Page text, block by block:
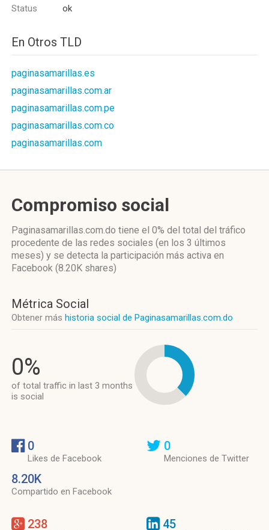
Status ok
En Otros TLD
paginasamarillas.es
paginasamarillas.com.ar
paginasamarillas.com.pe
paginasamarillas.com.co
paginasamarillas.com
Compromiso social
Paginasamarillas.com.do tiene el 0% del total del tráfico
procedente de las redes sociales (en los 3 últimos
meses) y se detecta la participación más activa en
Facebook (8.20K shares)
Métrica Social
Obtener más historia social de Paginasamarillas.com.do
0%
of total traffic in last 3 months
is social
0
Likes de Facebook
8.20K
Compartido en Facebook
0
Menciones de Twitter
238 45